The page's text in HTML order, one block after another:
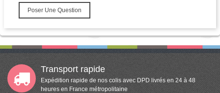
Poser Une Question
Transport rapide
Expédition rapide de nos colis avec DPD livrés en 24 à 48
heures en France métropolitaine